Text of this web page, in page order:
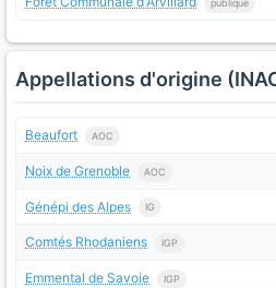
publique
Appellations d'origine
Beaufort AOC
Noix de Grenoble AOC
Génépi des Alpes IG
Comtés Rhodaniens IGP
Emmental de Savoie IGP